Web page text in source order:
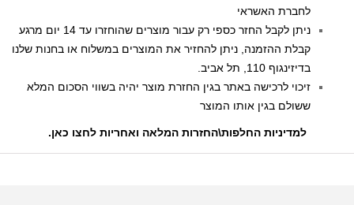
לחברת האשראי
ניתן לקבל החזר כספי רק עבור מוצרים שהוחזרו עד 14 יום מרגע
קבלת ההזמנה, ניתן להחזיר את המוצרים במשלוח או בחנות שלנו
בדיזינגוף 110, תל אביב.
זיכוי לרכישה באתר בגין החזרת מוצר יהיה בשווי הסכום המלא
ששולם בגין אותו המוצר
למדיניות החלפות\החזרות המלאה ואחריות לחצו כאן.